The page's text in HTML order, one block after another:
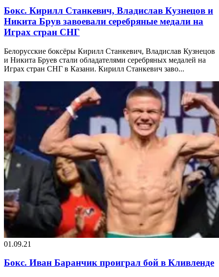
Бокс. Кирилл Станкевич, Владислав Кузнецов и
Никита Брув завоевали серебряные медали на
Играх стран СНГ
Белорусские боксёры Кирилл Станкевич, Владислав Кузнецов
и Никита Бруев стали обладателями серебряных медалей на
Играх стран СНГ в Казани. Кирилл Станкевич заво...
01.09.21
Бокс. Иван Баранчик проиграл бой в Кливленде